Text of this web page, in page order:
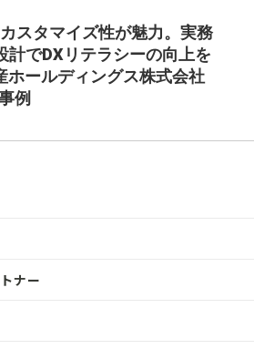
スタマイズ性が魅力。実務
計でDXリテラシーの向上を
ホールディングス株式会社
例
ナー